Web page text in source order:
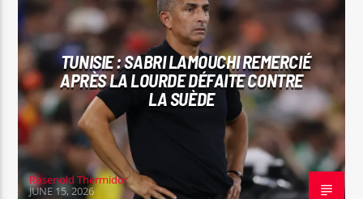
Bel Tv Radio
TUNISIE : SABRI LAMOUCHI REMERCIÉ
APRÈS LA LOURDE DÉFAITE CONTRE
LA SUÈDE
Rosenold Thermidor
JUNE 15, 2026